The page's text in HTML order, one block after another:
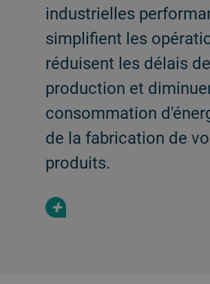
industrielles
simplifient les
réduisent les délais de
production et
consommation
de la fabrication de
produits.
+